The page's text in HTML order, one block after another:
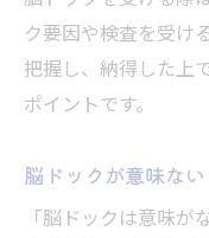
ク要因や検査を受け
把握し、納得した上
ポイントです。
脳ドックが意味な
「脳ドックは意味